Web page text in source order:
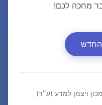
מחכה לכם!
החדש
ויצמן למדע (ע״ר)